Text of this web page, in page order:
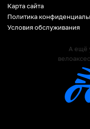
Карта сайта
Политика
Условия обслуживания
А ещё